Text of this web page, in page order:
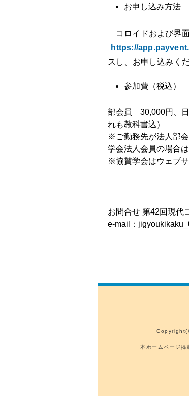
お申し込み方法
コロイドおよび界
https://
スし、お申し込みくだ
参加費（税込）
部会員 30,000円、
れも教科書込）
※ご勤務先が法人部
学会法人会員の場合
※協賛学会はウェブサ
お問合せ 第42回現
e-mail：
本ホームページ掲